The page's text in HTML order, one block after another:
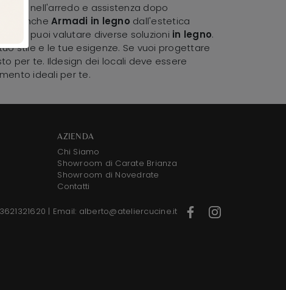
nell'arredo e assistenza dopo
anche Armadi in legno dall'estetica
cui puoi valutare diverse soluzioni in legno.
stile e le tue esigenze. Se vuoi progettare
per te. Ildesign dei locali deve essere
ideali per te.
AZIENDA
Chi Siamo
Showroom di Carate Brianza
Showroom di Novedrate
Contatti
| Email: alberto@ateliercucine.it